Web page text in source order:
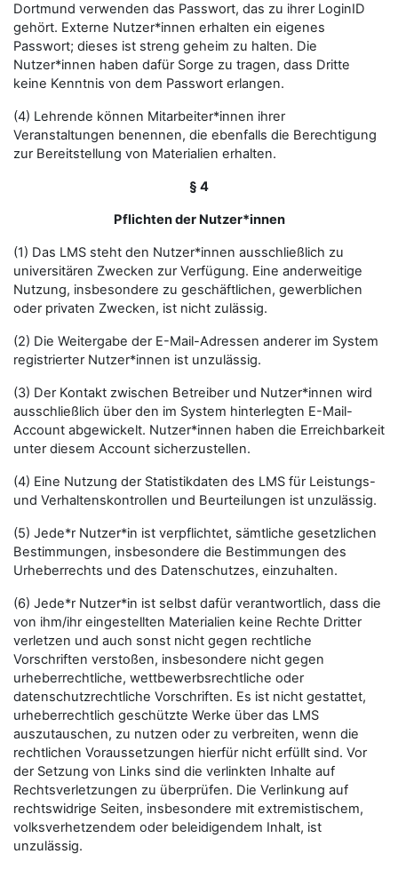
Dortmund verwenden das Passwort, das zu ihrer LoginID
gehört. Externe Nutzer*innen erhalten ein eigenes
Passwort; dieses ist streng geheim zu halten. Die
Nutzer*innen haben dafür Sorge zu tragen, dass Dritte
keine Kenntnis von dem Passwort erlangen.
(4) Lehrende können Mitarbeiter*innen ihrer
Veranstaltungen benennen, die ebenfalls die Berechtigung
zur Bereitstellung von Materialien erhalten.
§ 4
Pflichten der Nutzer*innen
(1) Das LMS steht den Nutzer*innen ausschließlich zu
universitären Zwecken zur Verfügung. Eine anderweitige
Nutzung, insbesondere zu geschäftlichen, gewerblichen
oder privaten Zwecken, ist nicht zulässig.
(2) Die Weitergabe der E-Mail-Adressen anderer im System
registrierter Nutzer*innen ist unzulässig.
(3) Der Kontakt zwischen Betreiber und Nutzer*innen wird
ausschließlich über den im System hinterlegten E-Mail-
Account abgewickelt. Nutzer*innen haben die Erreichbarkeit
unter diesem Account sicherzustellen.
(4) Eine Nutzung der Statistikdaten des LMS für Leistungs-
und Verhaltenskontrollen und Beurteilungen ist unzulässig.
(5) Jede*r Nutzer*in ist verpflichtet, sämtliche gesetzlichen
Bestimmungen, insbesondere die Bestimmungen des
Urheberrechts und des Datenschutzes, einzuhalten.
(6) Jede*r Nutzer*in ist selbst dafür verantwortlich, dass die
von ihm/ihr eingestellten Materialien keine Rechte Dritter
verletzen und auch sonst nicht gegen rechtliche
Vorschriften verstoßen, insbesondere nicht gegen
urheberrechtliche, wettbewerbsrechtliche oder
datenschutzrechtliche Vorschriften. Es ist nicht gestattet,
urheberrechtlich geschützte Werke über das LMS
auszutauschen, zu nutzen oder zu verbreiten, wenn die
rechtlichen Voraussetzungen hierfür nicht erfüllt sind. Vor
der Setzung von Links sind die verlinkten Inhalte auf
Rechtsverletzungen zu überprüfen. Die Verlinkung auf
rechtswidrige Seiten, insbesondere mit extremistischem,
volksverhetzendem oder beleidigendem Inhalt, ist
unzulässig.